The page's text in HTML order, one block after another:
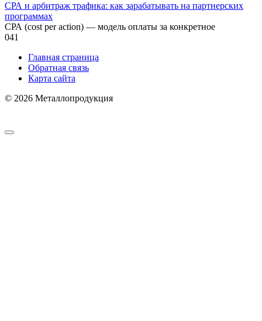
СРА и арбитраж трафика: как зарабатывать на партнерских
программах
СРА (cost per action) — модель оплаты за конкретное
041
Главная страница
Обратная связь
Карта сайта
© 2026 Металлопродукция